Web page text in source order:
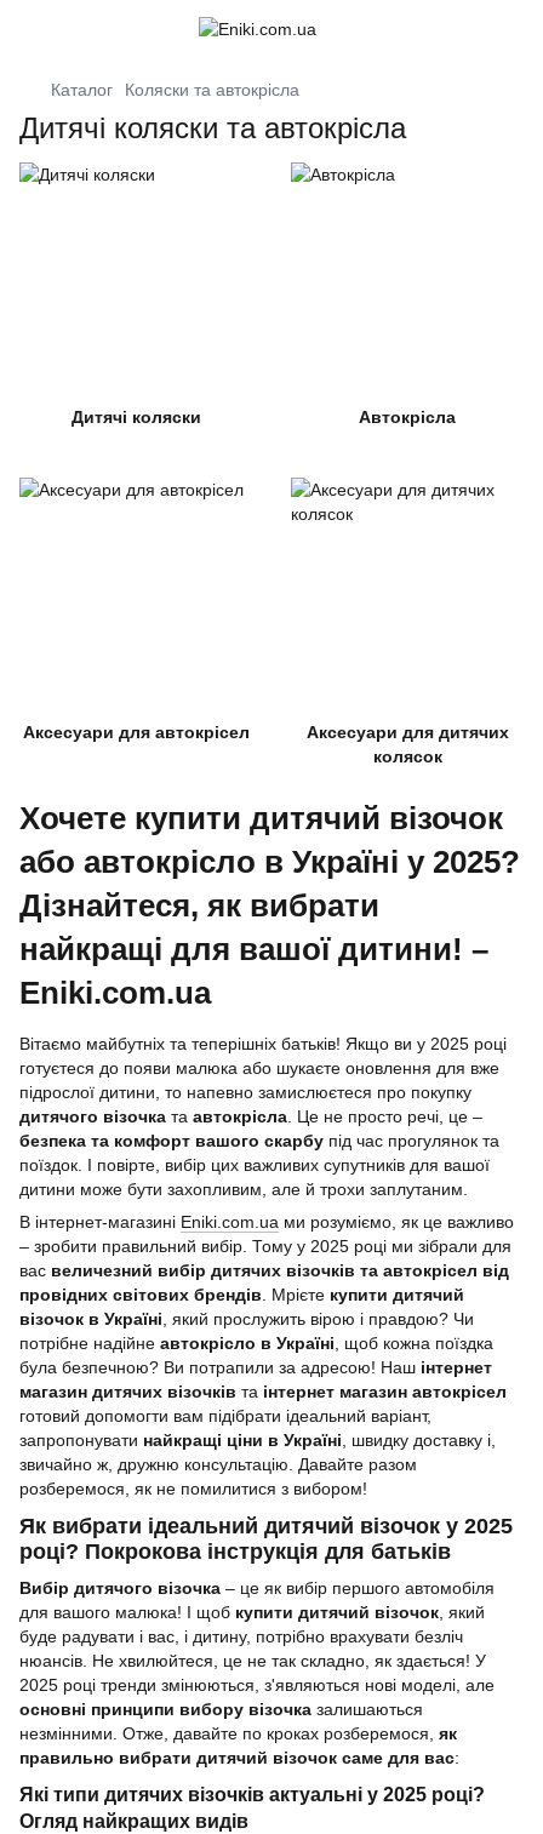
Каталог Коляски та автокрісла
Дитячі коляски та автокрісла
Хочете купити дитячий візочок
або автокрісло в Україні у 2025?
Дізнайтеся, як вибрати
найкращі для вашої дитини! –
Eniki.com.ua
Вітаємо майбутніх та теперішніх батьків! Якщо ви у 2025 році
готуєтеся до появи малюка або шукаєте оновлення для вже
підрослої дитини, то напевно замислюєтеся про покупку
дитячого візочка та автокрісла . Це не просто речі, це –
безпека та комфорт вашого скарбу під час прогулянок та
поїздок. І повірте, вибір цих важливих супутників для вашої
дитини може бути захопливим, але й трохи заплутаним.
В інтернет-магазині Eniki.com.ua ми розуміємо, як це важливо
– зробити правильний вибір. Тому у 2025 році ми зібрали для
вас величезний вибір дитячих візочків та автокрісел від
провідних світових брендів . Мрієте купити дитячий
візочок в Україні , який прослужить вірою і правдою? Чи
потрібне надійне автокрісло в Україні , щоб кожна поїздка
була безпечною? Ви потрапили за адресою! Наш інтернет
магазин дитячих візочків та інтернет магазин автокрісел
готовий допомогти вам підібрати ідеальний варіант,
запропонувати найкращі ціни в Україні , швидку доставку і,
звичайно ж, дружню консультацію. Давайте разом
розберемося, як не помилитися з вибором!
Як вибрати ідеальний дитячий візочок у 2025
році? Покрокова інструкція для батьків
Вибір дитячого візочка – це як вибір першого автомобіля
для вашого малюка! І щоб купити дитячий візочок , який
буде радувати і вас, і дитину, потрібно врахувати безліч
нюансів. Не хвилюйтеся, це не так складно, як здається! У
2025 році тренди змінюються, з'являються нові моделі, але
основні принципи вибору візочка залишаються
незмінними. Отже, давайте по кроках розберемося, як
правильно вибрати дитячий візочок саме для вас:
Які типи дитячих візочків актуальні у 2025 році?
Огляд найкращих видів
Дитячі коляски Автокрісла
Аксесуари для автокрісел
Аксесуари для дитячих
колясок